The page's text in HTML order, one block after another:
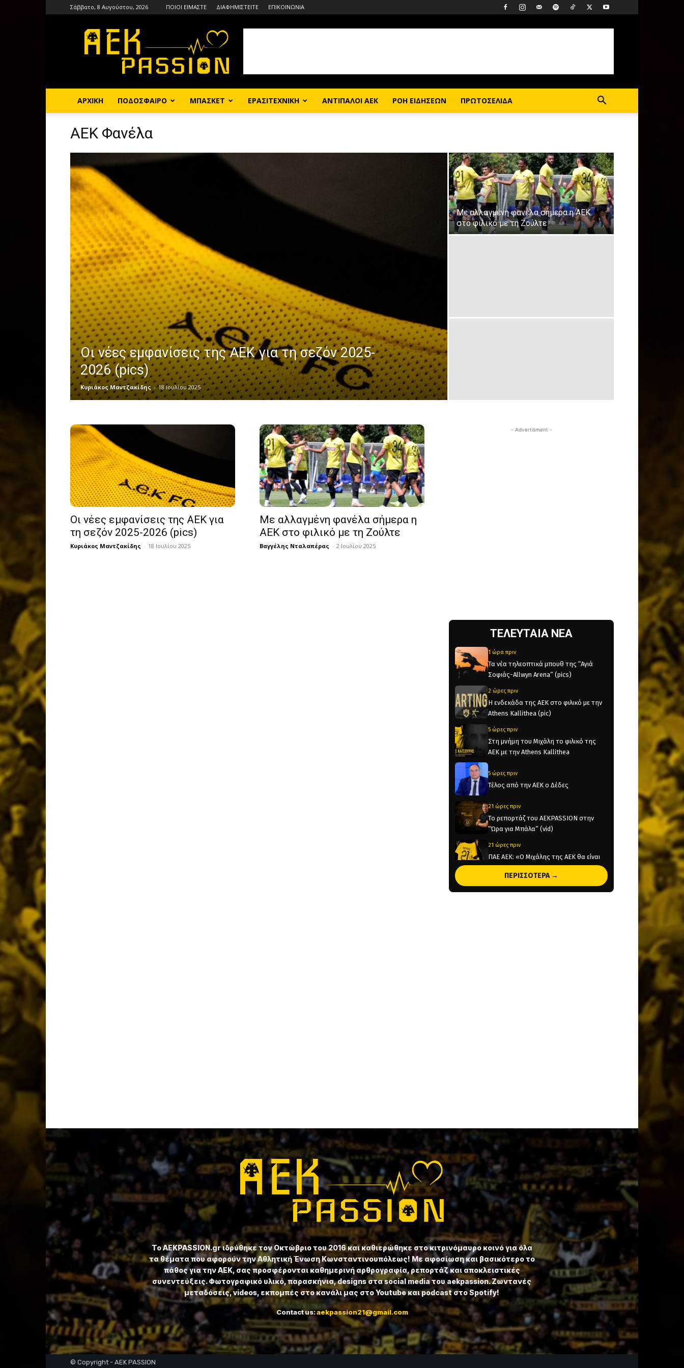
Σάββατο, 8 Αυγούστου, 2026 ΠΟΙΟΙ ΕΙΜΑΣΤΕ ΔΙΑΦΗΜΙΣΤΕΙΤΕ ΕΠΙΚΟΙΝΩΝΙΑ
ΑΡΧΙΚΗ ΠΟΔΟΣΦΑΙΡΟ ΜΠΑΣΚΕΤ ΕΡΑΣΙΤΕΧΝΙΚΗ ΑΝΤΙΠΑΛΟΙ ΑΕΚ ΡΟΗ ΕΙΔΗΣΕΩΝ ΠΡΩΤΟΣΕΛΙΔΑ
ΑΕΚ Φανέλα
Οι νέες εμφανίσεις της ΑΕΚ για τη σεζόν 2025-
2026 (pics)
Κυριάκος Μαντζακίδης - 18 Ιουλίου 2025
Με αλλαγμένη φανέλα σήμερα η ΑΕΚ
στο φιλικό με τη Ζούλτε
Οι νέες εμφανίσεις της ΑΕΚ για
τη σεζόν 2025-2026 (pics)
Κυριάκος Μαντζακίδης - 18 Ιουλίου 2025
Με αλλαγμένη φανέλα σήμερα η
ΑΕΚ στο φιλικό με τη Ζούλτε
Βαγγέλης Νταλαπέρας - 2 Ιουλίου 2025
- Advertisment -
ΤΕΛΕΥΤΑΙΑ ΝΕΑ
1 ώρα πριν
Τα νέα τηλεοπτικά μπουθ της “Αγιά
Σοφιάς-Allwyn Arena” (pics)
2 ώρες πριν
Η ενδεκάδα της ΑΕΚ στο φιλικό με την
Athens Kallithea (pic)
5 ώρες πριν
Στη μνήμη του Μιχάλη το φιλικό της
ΑΕΚ με την Athens Kallithea
5 ώρες πριν
Τέλος από την ΑΕΚ ο Δέδες
21 ώρες πριν
Το ρεπορτάζ του AEKPASSION στην
“Ώρα για Μπάλα” (vid)
21 ώρες πριν
ΠΑΕ ΑΕΚ: «Ο Μιχάλης της ΑΕΚ θα είναι
πάντα εδώ!»
ΠΕΡΙΣΣΟΤΕΡΑ →
Το ⁦AEKPASSION.gr⁩ ιδρύθηκε τον Οκτώβριο του 2016 και καθιερώθηκε στο κιτρινόμαυρο κοινό για όλα
τα θέματα που αφορούν την Αθλητική Ένωση Κωνσταντινουπόλεως! Με αφοσίωση και βασικότερο το
πάθος για την ΑΕΚ, σας προσφέρονται καθημερινή αρθρογραφία, ρεπορτάζ και αποκλειστικές
συνεντεύξεις. Φωτογραφικό υλικό, παρασκήνια, designs στα social media του aekpassion. Ζωντανές
μεταδόσεις, videos, εκπομπές στο κανάλι μας στο Youtube και podcast στο Spotify!
Contact us:aekpassion21@gmail.com
© Copyright - AEK PASSION